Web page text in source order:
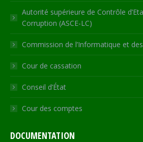
Autorité supérieure de Contrôle
Corruption (ASCE-LC)
Commission de l’Informatique et
Cour de cassation
Conseil d’État
Cour des comptes
DOCUMENTATION